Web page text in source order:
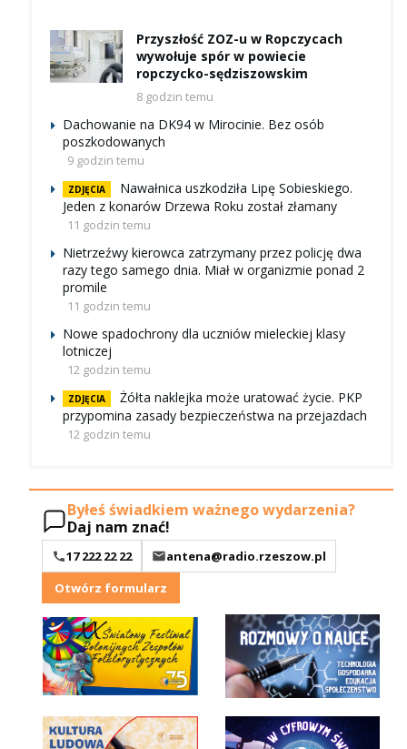
Przyszłość ZOZ-u w Ropczycach
wywołuje spór w powiecie
ropczycko-sędziszowskim
8 godzin temu
Dachowanie na DK94 w Mirocinie. Bez osób
poszkodowanych
9 godzin temu
ZDJĘCIA
Nawałnica uszkodziła Lipę Sobieskiego.
Jeden z konarów Drzewa Roku został złamany
11 godzin temu
Nietrzeźwy kierowca zatrzymany przez policję dwa
razy tego samego dnia. Miał w organizmie ponad 2
promile
11 godzin temu
Nowe spadochrony dla uczniów mieleckiej klasy
lotniczej
12 godzin temu
ZDJĘCIA
Żółta naklejka może uratować życie. PKP
przypomina zasady bezpieczeństwa na przejazdach
12 godzin temu
Byłeś świadkiem ważnego wydarzenia?
Daj nam znać!
17 222 22 22
antena@radio.rzeszow.pl
Otwórz formularz